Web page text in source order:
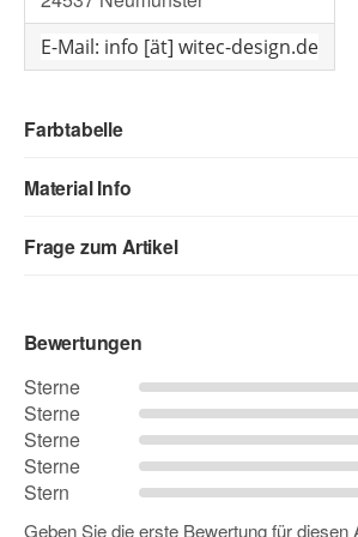
E-Mail: info [ät] witec-design.de
Farbtabelle
Material Info
Frage zum Artikel
Vorname
Nachname
Bewertungen
Sterne
Sterne
Sterne
Sterne
Stern
Geben Sie die erste Bewertung für diesen